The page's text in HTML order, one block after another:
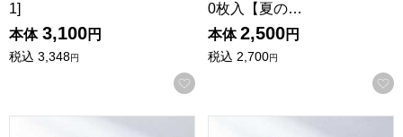
1]
本体 3,100円
税込 3,348円
お気に入りに登録する
0枚入【夏の…
本体 2,500円
税込 2,700円